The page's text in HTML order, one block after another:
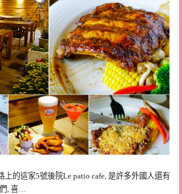
上的這家5號後院Le patio cafe, 是許多外國人還有
, 喜…